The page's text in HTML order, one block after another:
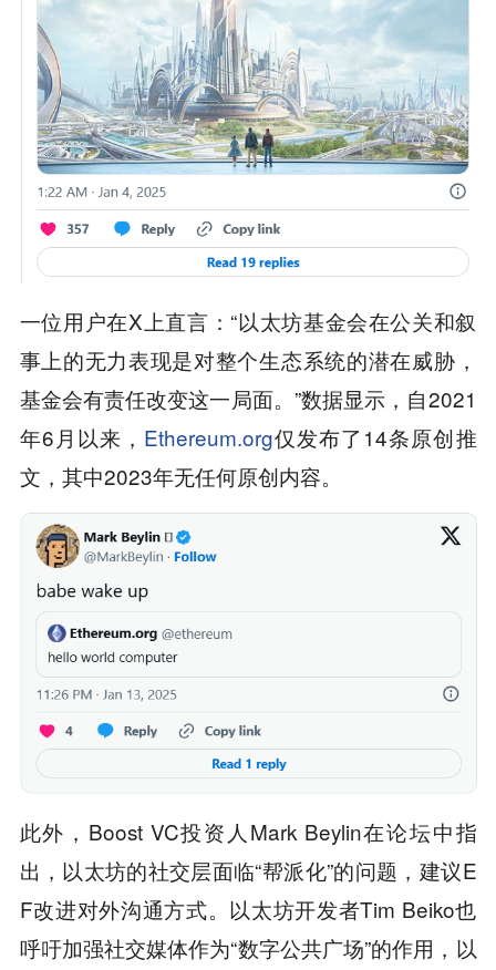
一位用户在X上直言：“以太坊基金会在公关和叙
事上的无力表现是对整个生态系统的潜在威胁，
基金会有责任改变这一局面。”数据显示，自2021
年6月以来， Ethereum.org仅发布了14条原创推
文，其中2023年无任何原创内容。
此外，Boost VC投资人Mark Beylin在论坛中指
出，以太坊的社交层面临“帮派化”的问题，建议E
F改进对外沟通方式。以太坊开发者Tim Beiko也
呼吁加强社交媒体作为“数字公共广场”的作用，以